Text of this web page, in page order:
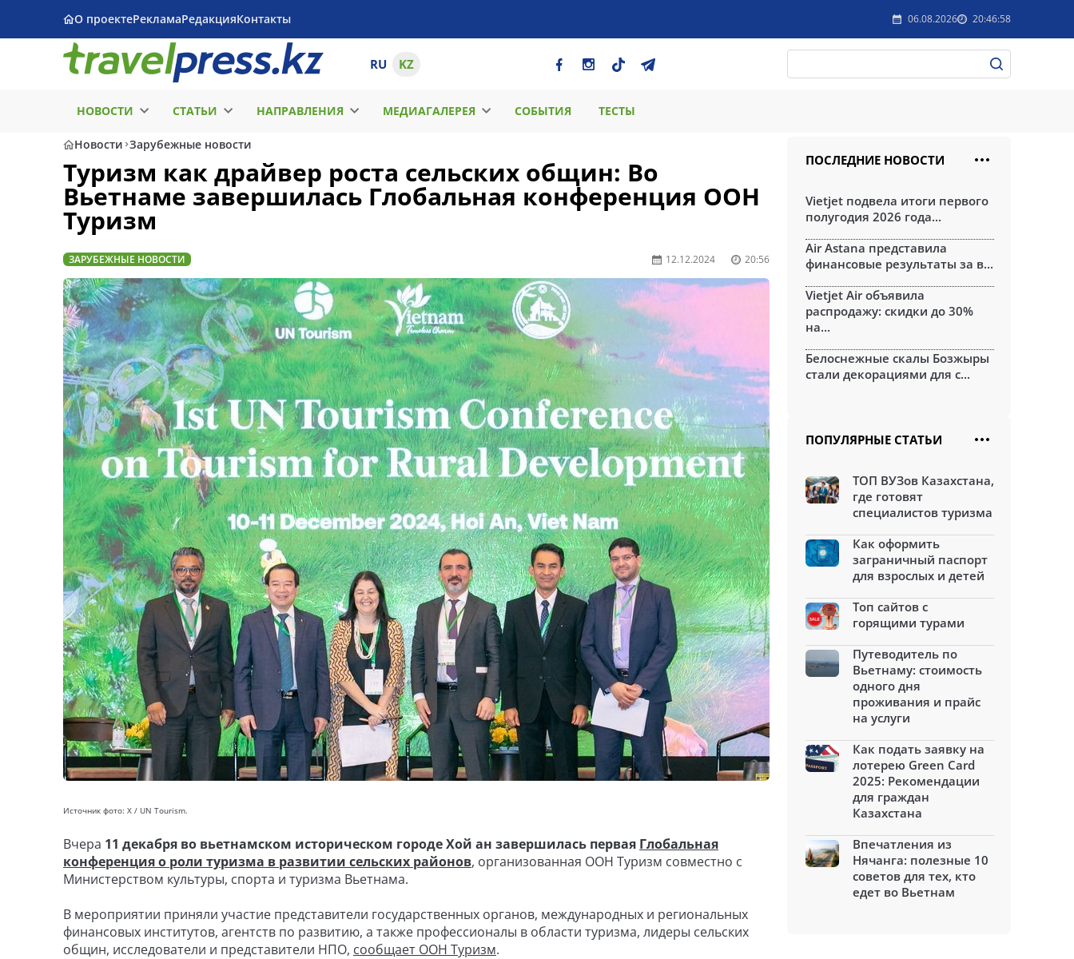
О проектеРекламаРедакцияКонтакты 06.08.2026 20:46:58
RU KZ
НОВОСТИ СТАТЬИ НАПРАВЛЕНИЯ МЕДИАГАЛЕРЕЯ СОБЫТИЯ ТЕСТЫ
Новости Зарубежные новости
Туризм как драйвер роста сельских общин: Во
Вьетнаме завершилась Глобальная конференция ООН
Туризм
ЗАРУБЕЖНЫЕ НОВОСТИ 12.12.2024 20:56
Источник фото: X / UN Tourism.
Вчера 11 декабря во вьетнамском историческом городе Хой ан завершилась первая Глобальная
конференция о роли туризма в развитии сельских районов, организованная ООН Туризм совместно с
Министерством культуры, спорта и туризма Вьетнама.
В мероприятии приняли участие представители государственных органов, международных и региональных
финансовых институтов, агентств по развитию, а также профессионалы в области туризма, лидеры сельских
общин, исследователи и представители НПО, сообщает ООН Туризм.
ПОСЛЕДНИЕ НОВОСТИ
Vietjet подвела итоги первого
полугодия 2026 года...
Air Astana представила
финансовые результаты за в...
Vietjet Air объявила
распродажу: скидки до 30%
на...
Белоснежные скалы Бозжыры
стали декорациями для с...
ПОПУЛЯРНЫЕ СТАТЬИ
ТОП ВУЗов Казахстана,
где готовят
специалистов туризма
Как оформить
заграничный паспорт
для взрослых и детей
Топ сайтов с
горящими турами
Путеводитель по
Вьетнаму: стоимость
одного дня
проживания и прайс
на услуги
Как подать заявку на
лотерею Green Card
2025: Рекомендации
для граждан
Казахстана
Впечатления из
Нячанга: полезные 10
советов для тех, кто
едет во Вьетнам